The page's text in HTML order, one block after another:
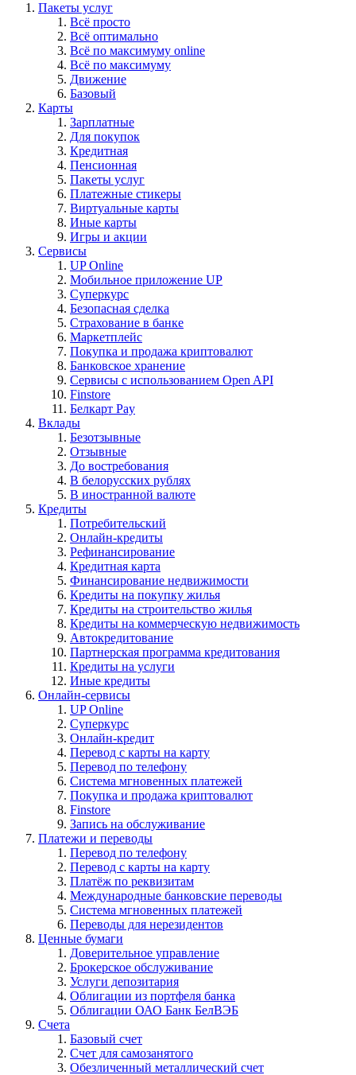
Пакеты услуг
Всё просто
Всё оптимально
Всё по максимуму online
Всё по максимуму
Движение
Базовый
Карты
Зарплатные
Для покупок
Кредитная
Пенсионная
Пакеты услуг
Платежные стикеры
Виртуальные карты
Иные карты
Игры и акции
Сервисы
UP Online
Мобильное приложение UP
Суперкурс
Безопасная сделка
Страхование в банке
Маркетплейс
Покупка и продажа криптовалют
Банковское хранение
Сервисы с использованием Open API
Finstore
Белкарт Pay
Вклады
Безотзывные
Отзывные
До востребования
В белорусских рублях
В иностранной валюте
Кредиты
Потребительский
Онлайн-кредиты
Рефинансирование
Кредитная карта
Финансирование недвижимости
Кредиты на покупку жилья
Кредиты на строительство жилья
Кредиты на коммерческую недвижимость
Автокредитование
Партнерская программа кредитования
Кредиты на услуги
Иные кредиты
Онлайн-сервисы
UP Online
Суперкурс
Онлайн-кредит
Перевод с карты на карту
Перевод по телефону
Система мгновенных платежей
Покупка и продажа криптовалют
Finstore
Запись на обслуживание
Платежи и переводы
Перевод по телефону
Перевод с карты на карту
Платёж по реквизитам
Международные банковские переводы
Система мгновенных платежей
Переводы для нерезидентов
Ценные бумаги
Доверительное управление
Брокерское обслуживание
Услуги депозитария
Облигации из портфеля банка
Облигации ОАО Банк БелВЭБ
Счета
Базовый счет
Счет для самозанятого
Обезличенный металлический счет